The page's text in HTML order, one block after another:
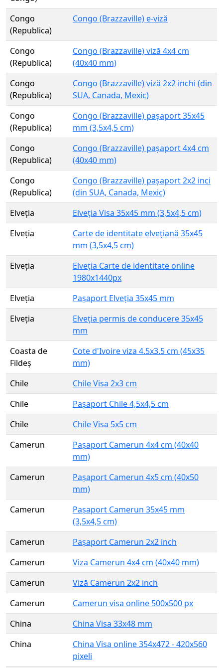
Congo
(Republica)
Congo (Brazzaville) e-viză
Congo
(Republica)
Congo (Brazzaville) viză 4x4 cm
(40x40 mm)
Congo
(Republica)
Congo (Brazzaville) viză 2x2 inchi (din
SUA, Canada, Mexic)
Congo
(Republica)
Congo (Brazzaville) pașaport 35x45
mm (3,5x4,5 cm)
Congo
(Republica)
Congo (Brazzaville) pașaport 4x4 cm
(40x40 mm)
Congo
(Republica)
Congo (Brazzaville) pașaport 2x2 inci
(din SUA, Canada, Mexic)
Elveția
Elveția Visa 35x45 mm (3,5x4,5 cm)
Elveția
Carte de identitate elvețiană 35x45
mm (3,5x4,5 cm)
Elveția
Elveția Carte de identitate online
1980x1440px
Elveția
Pașaport Elveția 35x45 mm
Elveția
Elveția permis de conducere 35x45
mm
Coasta de
Fildeș
Cote d'Ivoire viza 4.5x3.5 cm (45x35
mm)
Chile
Chile Visa 2x3 cm
Chile
Pașaport Chile 4,5x4,5 cm
Chile
Chile Visa 5x5 cm
Camerun
Pașaport Camerun 4x4 cm (40x40
mm)
Camerun
Pașaport Camerun 4x5 cm (40x50
mm)
Camerun
Pașaport Camerun 35x45 mm
(3,5x4,5 cm)
Camerun
Pașaport Camerun 2x2 inch
Camerun
Viza Camerun 4x4 cm (40x40 mm)
Camerun
Viză Camerun 2x2 inch
Camerun
Camerun visa online 500x500 px
China
China Visa 33x48 mm
China
China Visa online 354x472 - 420x560
pixeli